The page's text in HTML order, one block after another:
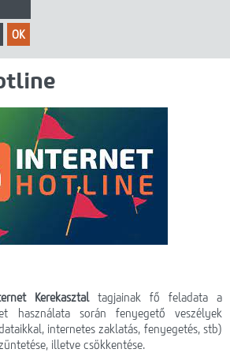
OK
Kerekasztaltagjainak fő feladata a
használata során fenyegető veszélyek
internetes zaklatás, fenyegetés, stb)
illetve csökkentése.